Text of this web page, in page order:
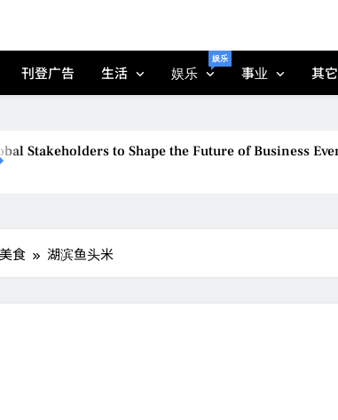
刊登广告 生活 娱乐
娱乐
事业 其它
Stakeholders to Shape the Future of Business Events
美食 湖滨鱼头米